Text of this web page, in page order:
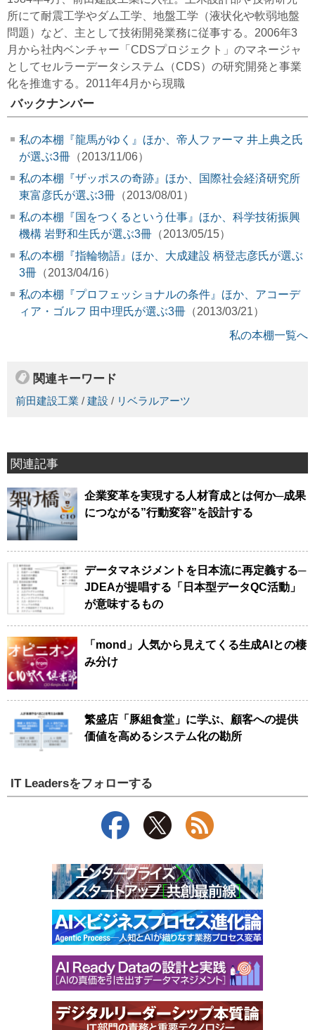
所にて耐震工学やダム工学、地盤工学（液状化や軟弱地盤
問題）など、主として技術開発業務に従事する。2006年3
月から社内ベンチャー「CDSプロジェクト」のマネージャ
としてセルラーデータシステム（CDS）の研究開発と事業
化を推進する。2011年4月から現職
バックナンバー
私の本棚『龍馬がゆく』ほか、帝人ファーマ 井上典之氏
が選ぶ3冊 （2013/11/06）
私の本棚『ザッポスの奇跡』ほか、国際社会経済研究所
東富彦氏が選ぶ3冊 （2013/08/01）
私の本棚『国をつくるという仕事』ほか、科学技術振興
機構 岩野和生氏が選ぶ3冊 （2013/05/15）
私の本棚『指輪物語』ほか、大成建設 柄登志彦氏が選ぶ
3冊 （2013/04/16）
私の本棚『プロフェッショナルの条件』ほか、アコーデ
ィア・ゴルフ 田中理氏が選ぶ3冊 （2013/03/21）
私の本棚一覧へ
関連キーワード
前田建設工業 / 建設 / リベラルアーツ
関連記事
企業変革を実現する人材育成とは何か─成果
につながる”行動変容”を設計する
データマネジメントを日本流に再定義する─
JDEAが提唱する「日本型データQC活動」
が意味するもの
「mond」人気から見えてくる生成AIとの棲
み分け
繁盛店「豚組食堂」に学ぶ、顧客への提供
価値を高めるシステム化の勘所
IT Leadersをフォローする